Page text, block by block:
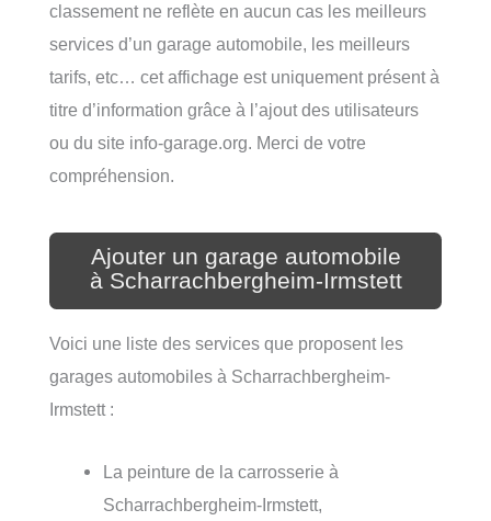
classement ne reflète en aucun cas les meilleurs
services d’un garage automobile, les meilleurs
tarifs, etc… cet affichage est uniquement présent à
titre d’information grâce à l’ajout des utilisateurs
ou du site info-garage.org. Merci de votre
compréhension.
Ajouter un garage automobile
à Scharrachbergheim-Irmstett
Voici une liste des services que proposent les
garages automobiles à Scharrachbergheim-
Irmstett :
La peinture de la carrosserie à
Scharrachbergheim-Irmstett,